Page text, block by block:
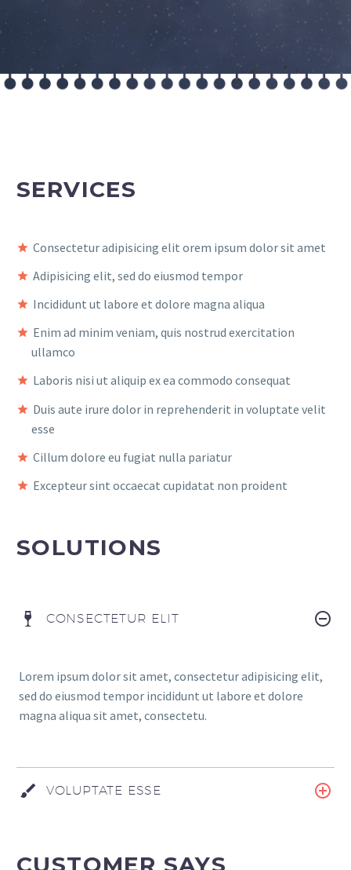
SERVICES
Consectetur adipisicing elit orem ipsum dolor sit amet
Adipisicing elit, sed do eiusmod tempor
Incididunt ut labore et dolore magna aliqua
Enim ad minim veniam, quis nostrud exercitation
ullamco
Laboris nisi ut aliquip ex ea commodo consequat
Duis aute irure dolor in reprehenderit in voluptate velit
esse
Cillum dolore eu fugiat nulla pariatur
Excepteur sint occaecat cupidatat non proident
SOLUTIONS
CONSECTETUR ELIT
Lorem ipsum dolor sit amet, consectetur adipisicing elit,
sed do eiusmod tempor incididunt ut labore et dolore
magna aliqua sit amet, consectetu.
VOLUPTATE ESSE
CUSTOMER SAYS